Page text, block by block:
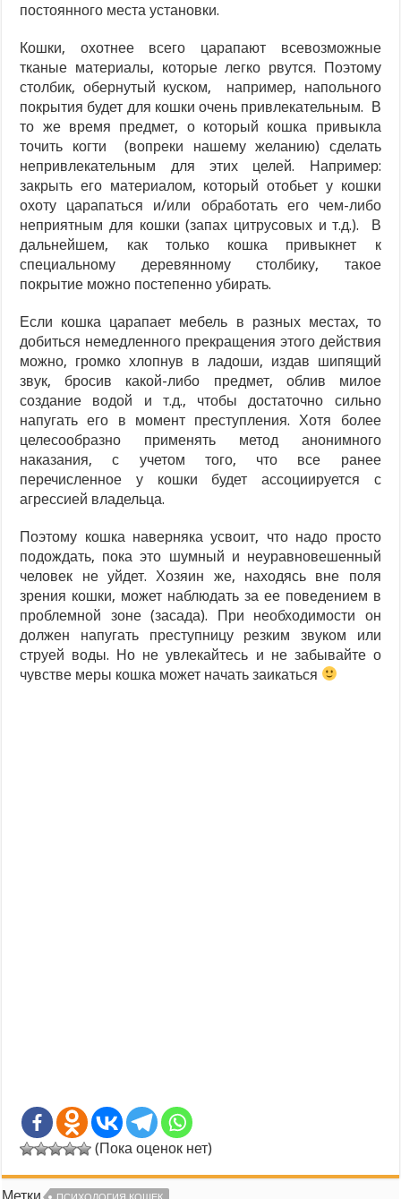
постоянного места установки.
Кошки, охотнее всего царапают всевозможные
тканые материалы, которые легко рвутся. Поэтому
столбик, обернутый куском, например, напольного
покрытия будет для кошки очень привлекательным. В
то же время предмет, о который кошка привыкла
точить когти (вопреки нашему желанию) сделать
непривлекательным для этих целей. Например:
закрыть его материалом, который отобьет у кошки
охоту царапаться и/или обработать его чем-либо
неприятным для кошки (запах цитрусовых и т.д.). В
дальнейшем, как только кошка привыкнет к
специальному деревянному столбику, такое
покрытие можно постепенно убирать.
Если кошка царапает мебель в разных местах, то
добиться немедленного прекращения этого действия
можно, громко хлопнув в ладоши, издав шипящий
звук, бросив какой-либо предмет, облив милое
создание водой и т.д., чтобы достаточно сильно
напугать его в момент преступления. Хотя более
целесообразно применять метод анонимного
наказания, с учетом того, что все ранее
перечисленное у кошки будет ассоциируется с
агрессией владельца.
Поэтому кошка наверняка усвоит, что надо просто
подождать, пока это шумный и неуравновешенный
человек не уйдет. Хозяин же, находясь вне поля
зрения кошки, может наблюдать за ее поведением в
проблемной зоне (засада). При необходимости он
должен напугать преступницу резким звуком или
струей воды. Но не увлекайтесь и не забывайте о
чувстве меры кошка может начать заикаться
(Пока оценок нет)